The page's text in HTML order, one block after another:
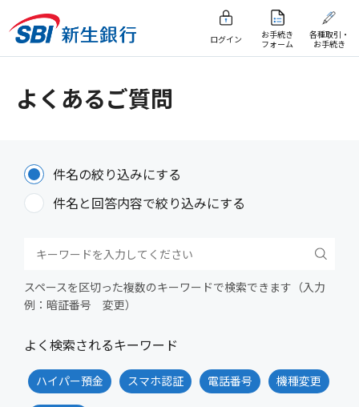
ログイン
お手続き
フォーム
各種取引・
お手続き
よくあるご質問
件名の絞り込みにする
件名と回答内容で絞り込みにする
スペースを区切った複数のキーワードで検索できます（入力
例：暗証番号 変更）
よく検索されるキーワード
ハイパー預金 スマホ認証 電話番号 機種変更